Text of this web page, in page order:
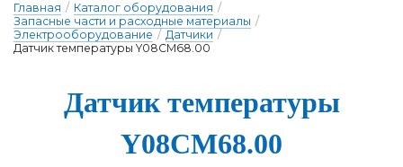
Главная / Каталог оборудования /
Запасные части и расходные материалы /
Электрооборудование / Датчики /
Датчик температуры Y08CM68.00
Датчик темпе­ра­ту­ры
Y08CM68.00